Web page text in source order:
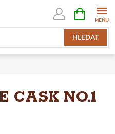
HLEDAT
NÁKUPNÍ
KOŠÍK
CASK NO.1